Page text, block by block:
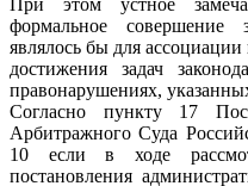
формальное совершение
являлось бы для
достижения задач
правонарушениях,
Согласно пункту 17
Арбитражного Суда
10 если в ходе
постановления